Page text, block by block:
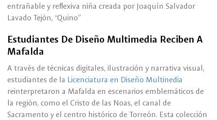
entrañable y reflexiva niña creada por Joaquín Salvador
Lavado Tejón, “Quino”
Estudiantes De Diseño Multimedia Reciben A
Mafalda
A través de técnicas digitales, ilustración y narrativa visual,
estudiantes de la Licenciatura en Diseño Multinedia
reinterpretaron a Mafalda en escenarios emblemáticos de
la región, como el Cristo de las Noas, el canal de
Sacramento y el centro histórico de Torreón. Esta colección